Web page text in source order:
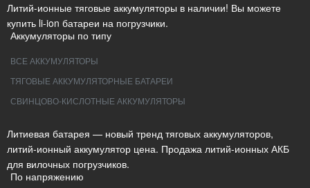
Литий-ионные тяговые аккумуляторы в наличии! Вы можете
купить li-ion батареи на погрузчики.
Аккумуляторы по типу
ВСЕ АККУМУЛЯТОРЫ
ТЯГОВЫЕ АККУМУЛЯТОРНЫЕ БАТАРЕИ
СВИНЦОВО-КИСЛОТНЫЕ АККУМУЛЯТОРЫ
Литиевая батарея — новый тренд тяговых аккумуляторов,
литий-ионный аккумулятор цена. Продажа литий-ионных АКБ
для вилочных погрузчиков.
По напряжению